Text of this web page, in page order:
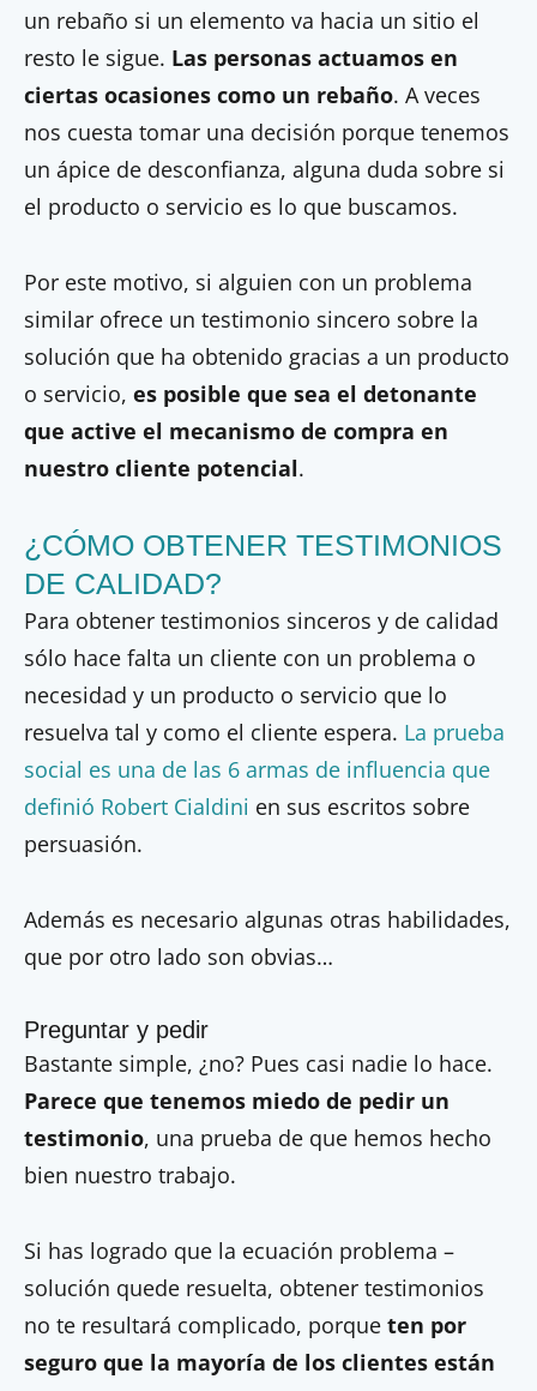
un rebaño si un elemento va hacia un sitio el
resto le sigue. Las personas actuamos en
ciertas ocasiones como un rebaño. A veces
nos cuesta tomar una decisión porque tenemos
un ápice de desconfianza, alguna duda sobre si
el producto o servicio es lo que buscamos.
Por este motivo, si alguien con un problema
similar ofrece un testimonio sincero sobre la
solución que ha obtenido gracias a un producto
o servicio, es posible que sea el detonante
que active el mecanismo de compra en
nuestro cliente potencial.
¿CÓMO OBTENER TESTIMONIOS
DE CALIDAD?
Para obtener testimonios sinceros y de calidad
sólo hace falta un cliente con un problema o
necesidad y un producto o servicio que lo
resuelva tal y como el cliente espera. La prueba
social es una de las 6 armas de influencia que
definió Robert Cialdini en sus escritos sobre
persuasión.
Además es necesario algunas otras habilidades,
que por otro lado son obvias…
Preguntar y pedir
Bastante simple, ¿no? Pues casi nadie lo hace.
Parece que tenemos miedo de pedir un
testimonio, una prueba de que hemos hecho
bien nuestro trabajo.
Si has logrado que la ecuación problema –
solución quede resuelta, obtener testimonios
no te resultará complicado, porque ten por
seguro que la mayoría de los clientes están